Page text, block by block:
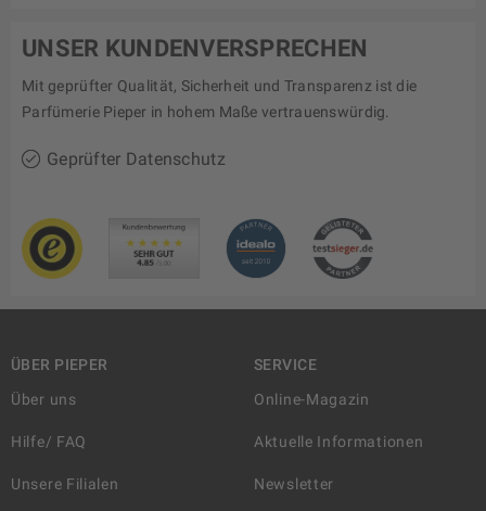
UNSER KUNDENVERSPRECHEN
Mit geprüfter Qualität, Sicherheit und Transparenz ist die
Parfümerie Pieper in hohem Maße vertrauenswürdig.
Geprüfter Datenschutz
ÜBER PIEPER
Über uns
Hilfe/ FAQ
Unsere Filialen
SERVICE
Online-Magazin
Aktuelle Informationen
Newsletter